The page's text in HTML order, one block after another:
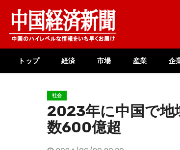
content
トップ 経済 市場 産業 企
社会
2023年に中国で地
数600億超